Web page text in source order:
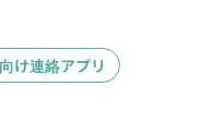
け連絡アプリ